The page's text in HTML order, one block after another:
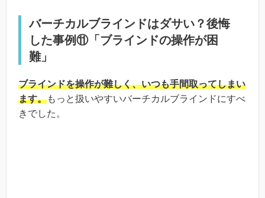
バーチカルブラインドはダサい？後悔
した事例⑪「ブラインドの操作が困
難」
ブラインドを操作が難しく、いつも手間取ってしまい
ます。もっと扱いやすいバーチカルブラインドにすべ
きでした。